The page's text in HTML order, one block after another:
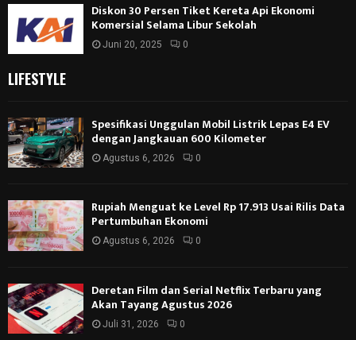
Diskon 30 Persen Tiket Kereta Api Ekonomi
Komersial Selama Libur Sekolah
Juni 20, 2025 0
LIFESTYLE
Spesifikasi Unggulan Mobil Listrik Lepas E4 EV
dengan Jangkauan 600 Kilometer
Agustus 6, 2026 0
Rupiah Menguat ke Level Rp 17.913 Usai Rilis Data
Pertumbuhan Ekonomi
Agustus 6, 2026 0
Deretan Film dan Serial Netflix Terbaru yang
Akan Tayang Agustus 2026
Juli 31, 2026 0